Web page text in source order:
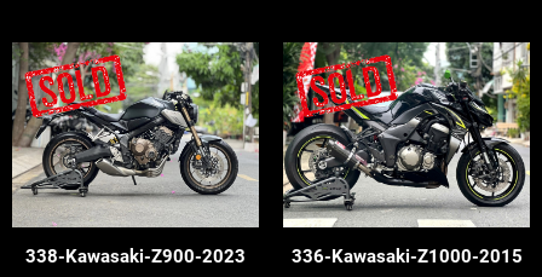
338-Kawasaki-Z900-2023
336-Kawasaki-Z1000-2015